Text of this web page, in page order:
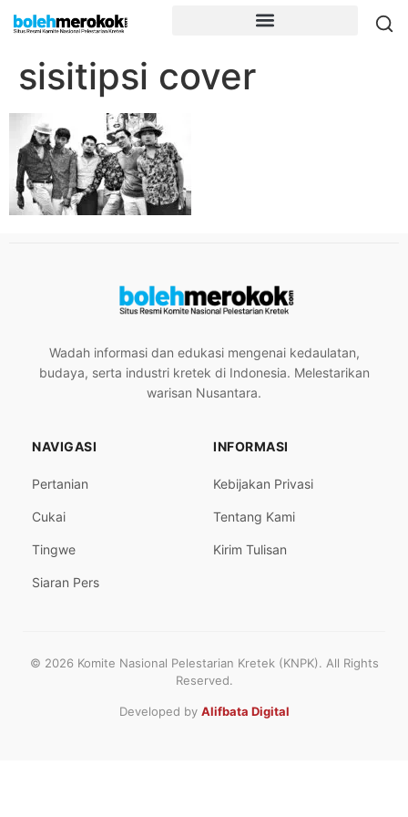
sisitipsi cover
Wadah informasi dan edukasi mengenai kedaulatan,
budaya, serta industri kretek di Indonesia. Melestarikan
warisan Nusantara.
NAVIGASI
Pertanian
Cukai
Tingwe
Siaran Pers
INFORMASI
Kebijakan Privasi
Tentang Kami
Kirim Tulisan
© 2026 Komite Nasional Pelestarian Kretek (KNPK). All Rights
Reserved.
Developed by Alifbata Digital